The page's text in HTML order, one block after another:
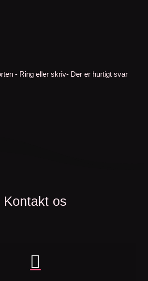
- Ring eller skriv- Der er hurtigt svar
Kontakt os
